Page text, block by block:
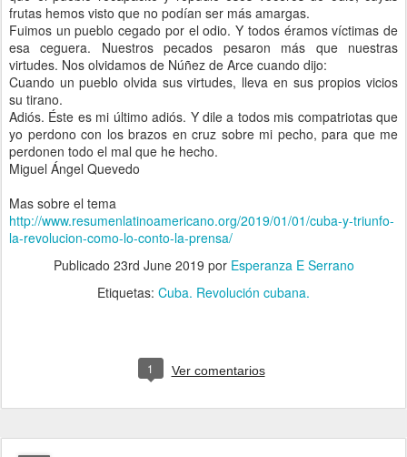
frutas hemos visto que no podían ser más amargas.
Fuimos un pueblo cegado por el odio. Y todos éramos víctimas de
esa ceguera. Nuestros pecados pesaron más que nuestras
virtudes. Nos olvidamos de Núñez de Arce cuando dijo:
Cuando un pueblo olvida sus virtudes, lleva en sus propios vicios
su tirano.
Adiós. Éste es mi último adiós. Y dile a todos mis compatriotas que
yo perdono con los brazos en cruz sobre mi pecho, para que me
perdonen todo el mal que he hecho.
Miguel Ángel Quevedo
Mas sobre el tema
http://www.resumenlatinoamericano.org/2019/01/01/cuba-y-triunfo-
la-revolucion-como-lo-conto-la-prensa/
Publicado 23rd June 2019 por Esperanza E Serrano
Etiquetas: Cuba. Revolución cubana.
1 Ver comentarios